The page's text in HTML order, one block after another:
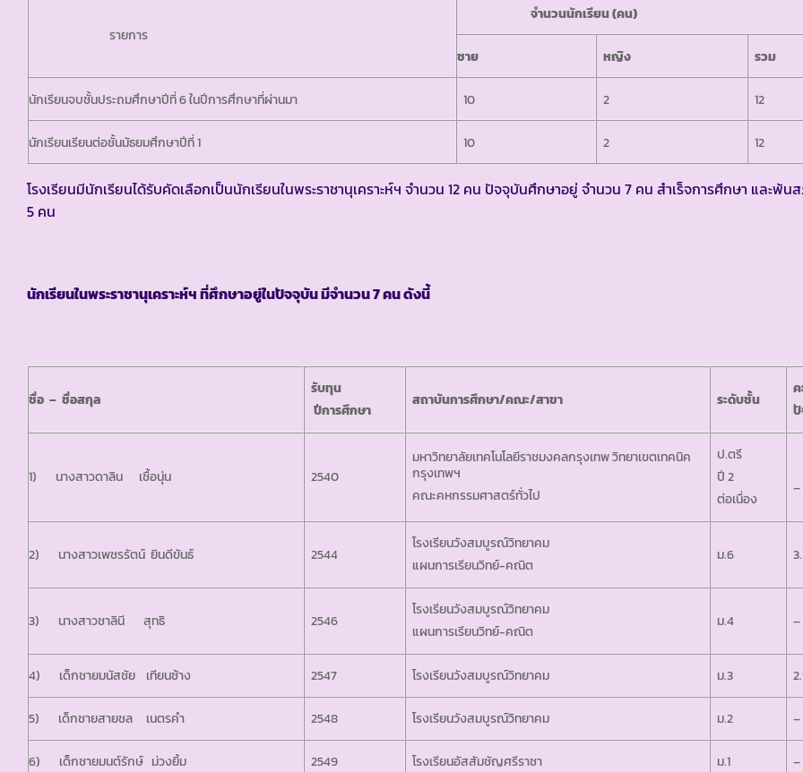
รายการ
จำนวนนักเรียน (คน)
ชาย หญิง รวม
นักเรียนจบชั้นประถมศึกษาปีที่ 6 ในปีการศึกษาที่ผ่านมา 10 2 12
นักเรียนเรียนต่อชั้นมัธยมศึกษาปีที่ 1 10 2 12
โรงเรียนมีนักเรียนได้รับคัดเลือกเป็นนักเรียนในพระราชานุเคราะห์ฯ จำนวน 12 คน ปัจจุบันศึกษาอยู่ จำนวน 7 คน สำเร็จการศึกษา และพ้น
5 คน
นักเรียนในพระราชานุเคราะห์ฯ ที่ศึกษาอยู่ในปัจจุบัน มีจำนวน7 คน ดังนี้
ชื่อ – ชื่อสกุล
รับทุน
ปีการศึกษา
สถาบันการศึกษา/คณะ/สาขา ระดับชั้น
1) นางสาวดาลิน เชื้อนุ่น 2540
มหาวิทยาลัยเทคโนโลยีราชมงคลกรุงเทพ วิทยาเขตเทคนิค
กรุงเทพฯ
คณะคหกรรมศาสตร์ทั่วไป
ป.ตรี
ปี 2
ต่อเนื่อง
–
2) นางสาวเพชรรัตน์ ยินดีขันธ์ 2544
โรงเรียนวังสมบูรณ์วิทยาคม
แผนการเรียนวิทย์-คณิต
ม.6
3) นางสาวชาลินี สุทธิ 2546
โรงเรียนวังสมบูรณ์วิทยาคม
แผนการเรียนวิทย์-คณิต
ม.4 –
4) เด็กชายมนัสชัย เทียนช้าง 2547 โรงเรียนวังสมบูรณ์วิทยาคม ม.3
5) เด็กชายสายชล เนตรคำ 2548 โรงเรียนวังสมบูรณ์วิทยาคม ม.2 –
6) เด็กชายมนต์รักษ์ ม่วงยิ้ม 2549 โรงเรียนอัสสัมชัญศรีราชา ม.1 –